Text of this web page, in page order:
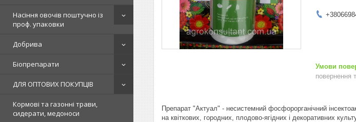
Насіння овочів поштучно із
проф. упаковки
Добрива
Біопрепарати
ДЛЯ ОПТОВИХ ПОКУПЦІВ
Кормові та газонні трави,
сидерати, медоноси
повернення
Препарат "Актуал" - несистемний фосфорорганічний
на квіткових, городних, плодово-ягідних і декоративних